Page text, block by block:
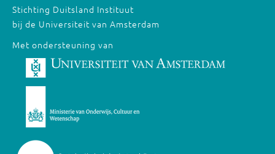
Stichting Duitsland Instituut
bij de Universiteit van Amsterdam
Met ondersteuning van